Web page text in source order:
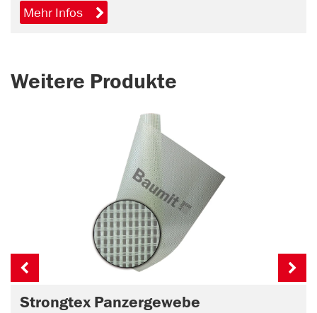
Mehr Infos
Weitere Produkte
Strongtex Panzergewebe